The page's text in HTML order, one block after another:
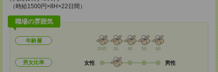
（時給1500円×8H×22日間）
職場の雰囲気
年齢層
20代 30 40 50 60
男女比率 女性 男性